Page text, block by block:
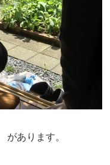
があります。